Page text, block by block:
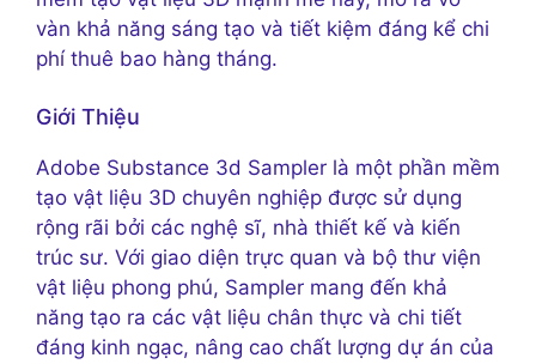
vàn khả năng sáng tạo và tiết kiệm đáng kể chi
phí thuê bao hàng tháng.
Giới Thiệu
Adobe Substance 3d Sampler là một phần mềm
tạo vật liệu 3D chuyên nghiệp được sử dụng
rộng rãi bởi các nghệ sĩ, nhà thiết kế và kiến ​​
trúc sư. Với giao diện trực quan và bộ thư viện
vật liệu phong phú, Sampler mang đến khả
năng tạo ra các vật liệu chân thực và chi tiết
đáng kinh ngạc, nâng cao chất lượng dự án của